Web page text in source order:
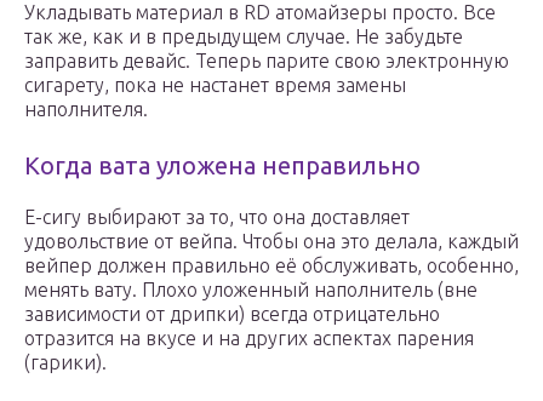
Укладывать материал в RD атомайзеры просто. Все
так же, как и в предыдущем случае. Не забудьте
заправить девайс. Теперь парите свою электронную
сигарету, пока не настанет время замены
наполнителя.
Когда вата уложена неправильно
Е-сигу выбирают за то, что она доставляет
удовольствие от вейпа. Чтобы она это делала, каждый
вейпер должен правильно её обслуживать, особенно,
менять вату. Плохо уложенный наполнитель (вне
зависимости от дрипки) всегда отрицательно
отразится на вкусе и на других аспектах парения
(гарики).